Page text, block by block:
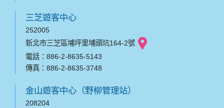
三芝遊客中心
252005
新北市三芝區埔坪里埔頭坑164-2號
電話：886-2-8635-5143
傳真：886-2-8635-3748
金山遊客中心（野柳管理站）
208204